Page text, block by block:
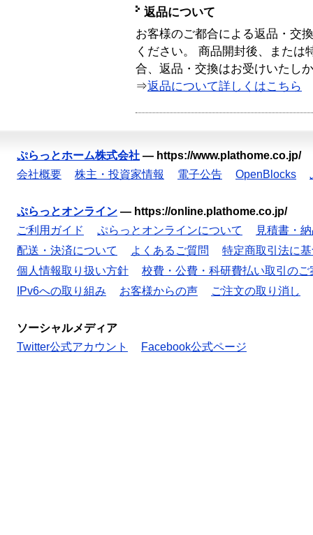
返品について
お客様のご都合による返品・交
ください。 商品開封後、または
合、返品・交換はお受けいたし
⇒返品について詳しくはこちら
ぷらっとホーム株式会社 — https://www.plathome.co.jp/
会社概要
株主・投資家情報 電子公告 OpenBlocks
ぷらっとオンライン — https://online.plathome.co.jp/
ご利用ガイド
ぷらっとオンラインについて
見積書・
配送・決済について
よくあるご質問
特定商取引法に
個人情報取り扱い方針
校費・公費・科研費払い取引のご
IPv6への取り組み
お客様からの声 ご注文の取り消し
ソーシャルメディア
Twitter公式アカウント
Facebook公式ページ